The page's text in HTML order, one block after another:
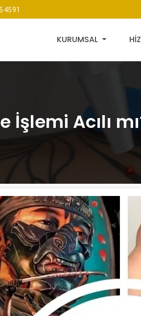
4591
KURUMSAL
İşlemi Acılı